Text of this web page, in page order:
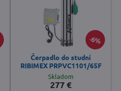
6%
Čerpadlo do studní
RIBIMEX PRPVC1101/65F
Skladom
277 €